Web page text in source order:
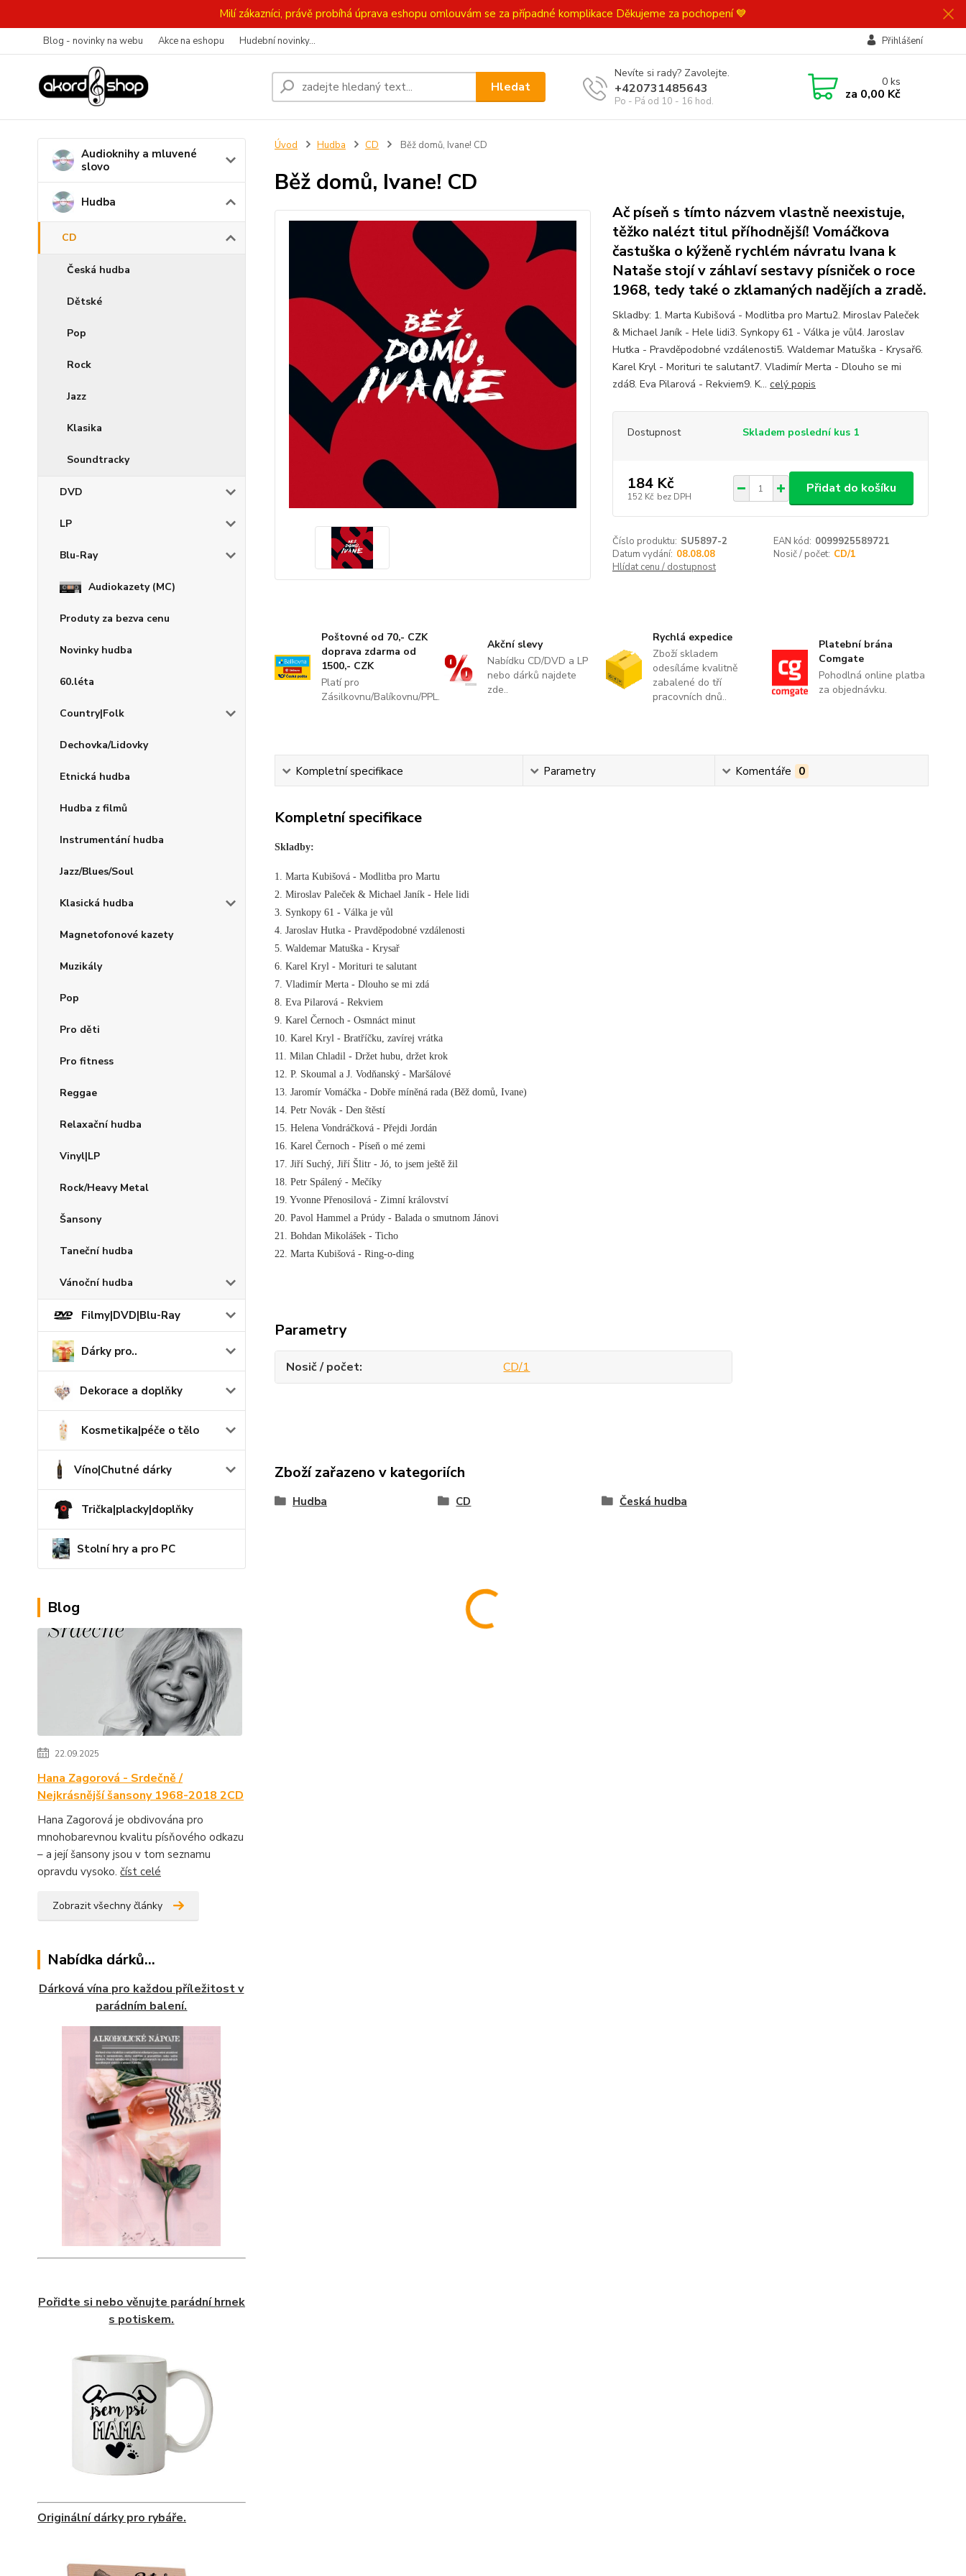
Milí zákazníci, právě probíhá úprava eshopu omlouvám se za případné komplikace Děkujeme za pochopení 💙
Blog - novinky na webu Akce na eshopu Hudební novinky... Přihlášení
Hledat
Nevíte si rady? Zavolejte.
+420731485643
Po - Pá od 10 - 16 hod.
0ks
za 0,00 Kč
Audioknihy a mluvené
slovo
Hudba
CD
Česká hudba
Dětské
Pop
Rock
Jazz
Klasika
Soundtracky
DVD
LP
Blu-Ray
Audiokazety (MC)
Produty za bezva cenu
Novinky hudba
60.léta
Country|Folk
Dechovka/Lidovky
Etnická hudba
Hudba z filmů
Instrumentání hudba
Jazz/Blues/Soul
Klasická hudba
Magnetofonové kazety
Muzikály
Pop
Pro děti
Pro fitness
Reggae
Relaxační hudba
Vinyl|LP
Rock/Heavy Metal
Šansony
Taneční hudba
Vánoční hudba
Filmy|DVD|Blu-Ray
Dárky pro..
Dekorace a doplňky
Kosmetika|péče o tělo
Víno|Chutné dárky
Trička|placky|doplňky
Stolní hry a pro PC
Blog
22.09.2025
Hana Zagorová - Srdečně /
Nejkrásnější šansony 1968-2018 2CD
Hana Zagorová je obdivována pro
mnohobarevnou kvalitu písňového odkazu
– a její šansony jsou v tom seznamu
opravdu vysoko. číst celé
Zobrazit všechny články
Nabídka dárků...
Dárková vína pro každou příležitost v
parádním balení.
Pořidte si nebo věnujte parádní hrnek
s potiskem.
Originální dárky pro rybáře.
Úvod Hudba CD Běž domů, Ivane! CD
Běž domů, Ivane! CD
Ač píseň s tímto názvem vlastně neexistuje,
těžko nalézt titul příhodnější! Vomáčkova
častuška o kýženě rychlém návratu Ivana k
Nataše stojí v záhlaví sestavy písniček o roce
1968, tedy také o zklamaných nadějích a zradě.
Skladby: 1. Marta Kubišová - Modlitba pro Martu2. Miroslav Paleček
& Michael Janík - Hele lidi3. Synkopy 61 - Válka je vůl4. Jaroslav
Hutka - Pravděpodobné vzdálenosti5. Waldemar Matuška - Krysař6.
Karel Kryl - Morituri te salutant7. Vladimír Merta - Dlouho se mi
zdá8. Eva Pilarová - Rekviem9. K... celý popis
Dostupnost Skladem poslední kus 1
184 Kč
152 Kč bez DPH
Přidat do košíku
Číslo produktu: SU5897-2 EAN kód: 0099925589721
Datum vydání: 08.08.08 Nosič / počet: CD/1
Hlídat cenu / dostupnost
Poštovné od 70,- CZK
doprava zdarma od
1500,- CZK
Platí pro
Zásilkovnu/Balíkovnu/PPL.
Akční slevy
Nabídku CD/DVD a LP
nebo dárků najdete
zde..
Rychlá expedice
Zboží skladem
odesíláme kvalitně
zabalené do tří
pracovních dnů..
Platební brána
Comgate
Pohodlná online platba
za objednávku.
Kompletní specifikace Parametry Komentáře 0
Kompletní specifikace
Skladby:
1. Marta Kubišová - Modlitba pro Martu
2. Miroslav Paleček & Michael Janík - Hele lidi
3. Synkopy 61 - Válka je vůl
4. Jaroslav Hutka - Pravděpodobné vzdálenosti
5. Waldemar Matuška - Krysař
6. Karel Kryl - Morituri te salutant
7. Vladimír Merta - Dlouho se mi zdá
8. Eva Pilarová - Rekviem
9. Karel Černoch - Osmnáct minut
10. Karel Kryl - Bratříčku, zavírej vrátka
11. Milan Chladil - Držet hubu, držet krok
12. P. Skoumal a J. Vodňanský - Maršálové
13. Jaromír Vomáčka - Dobře míněná rada (Běž domů, Ivane)
14. Petr Novák - Den štěstí
15. Helena Vondráčková - Přejdi Jordán
16. Karel Černoch - Píseň o mé zemi
17. Jiří Suchý, Jiří Šlitr - Jó, to jsem ještě žil
18. Petr Spálený - Mečíky
19. Yvonne Přenosilová - Zimní království
20. Pavol Hammel a Prúdy - Balada o smutnom Jánovi
21. Bohdan Mikolášek - Ticho
22. Marta Kubišová - Ring-o-ding
Parametry
Nosič / počet CD/1
Zboží zařazeno v kategoriích
Hudba CD Česká hudba